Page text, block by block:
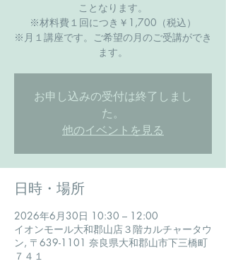
ことなります。
※材料費１回につき￥1,700（税込）
※月１講座です。ご希望の月のご受講ができ
ます。
お申し込みの受付は終了しまし
た。
他のイベントを見る
日時・場所
2026年6月30日 10:30 – 12:00
イオンモール大和郡山店３階カルチャータウ
ン, 〒639-1101 奈良県大和郡山市下三橋町
７４１